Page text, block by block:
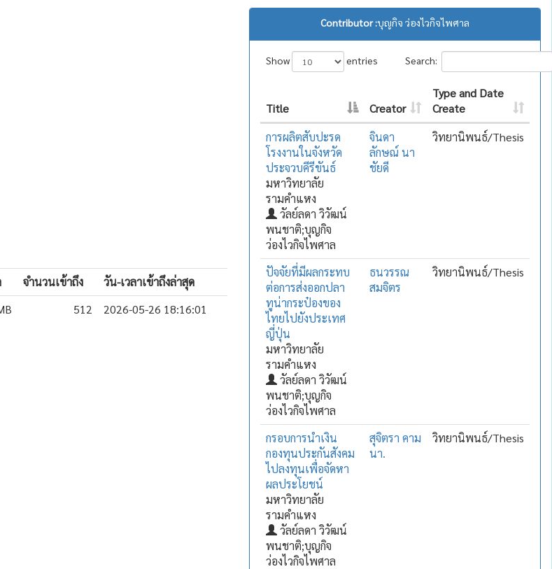
จำนวนเข้าถึง
วัน-เวลาเข้าถึงล่าสุด
512 2026-05-26 18:16:01
Contributor :บุญกิจ ว่องไวกิจไพศาล
Show entries Search:
Title Creator
Type and Date
Create
การผลิตสับปะรด
โรงงานในจังหวัด
ประจวบคีรีขันธ์
มหาวิทยาลัย
รามคำแหง
วัลย์ลดา วิวัฒน์
พนชาติ;บุญกิจ
ว่องไวกิจไพศาล
จินดา
ลักษณ์ นา
ชัยดี
วิทยานิพนธ์/Thesis
ปัจจัยที่มีผลกระทบ
ต่อการส่งออกปลา
ทูน่ากระป๋องของ
ไทยไปยังประเทศ
ญี่ปุ่น
มหาวิทยาลัย
รามคำแหง
วัลย์ลดา วิวัฒน์
พนชาติ;บุญกิจ
ว่องไวกิจไพศาล
ธนวรรณ
สมจิตร
วิทยานิพนธ์/Thesis
กรอบการนำเงิน
กองทุนประกันสังคม
ไปลงทุนเพื่อจัดหา
ผลประโยชน์
มหาวิทยาลัย
รามคำแหง
วัลย์ลดา วิวัฒน์
พนชาติ;บุญกิจ
ว่องไวกิจไพศาล
สุจิตรา คาม
นา.
วิทยานิพนธ์/Thesis